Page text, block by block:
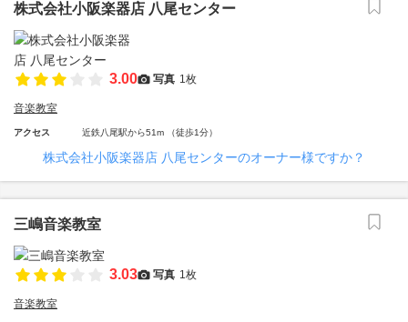
株式会社小阪楽器店 八尾センター
3.00 写真 1枚
音楽教室
アクセス 近鉄八尾駅から51m （徒歩1分）
株式会社小阪楽器店 八尾センターのオーナー様ですか？
三嶋音楽教室
3.03 写真 1枚
音楽教室